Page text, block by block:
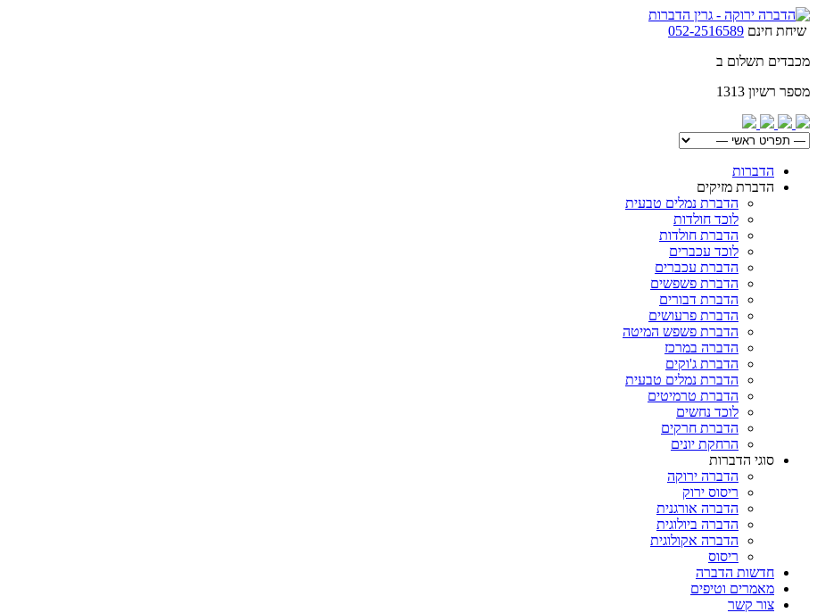
שיחת חינם 052-2516589
מכבדים תשלום ב
מספר רשיון 1313
הדברות
הדברת מזיקים
הדברת נמלים טבעית
לוכד חולדות
הדברת חולדות
לוכד עכברים
הדברת עכברים
הדברת פשפשים
הדברת דבורים
הדברת פרעושים
הדברת פשפש המיטה
הדברה במרכז
הדברת ג'וקים
הדברת נמלים טבעית
הדברת טרמיטים
לוכד נחשים
הדברת חרקים
הרחקת יונים
סוגי הדברות
הדברה ירוקה
ריסוס ירוק
הדברה אורגנית
הדברה ביולוגית
הדברה אקולוגית
ריסוס
חדשות הדברה
מאמרים וטיפים
צור קשר